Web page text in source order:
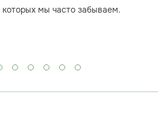
мы часто забываем.